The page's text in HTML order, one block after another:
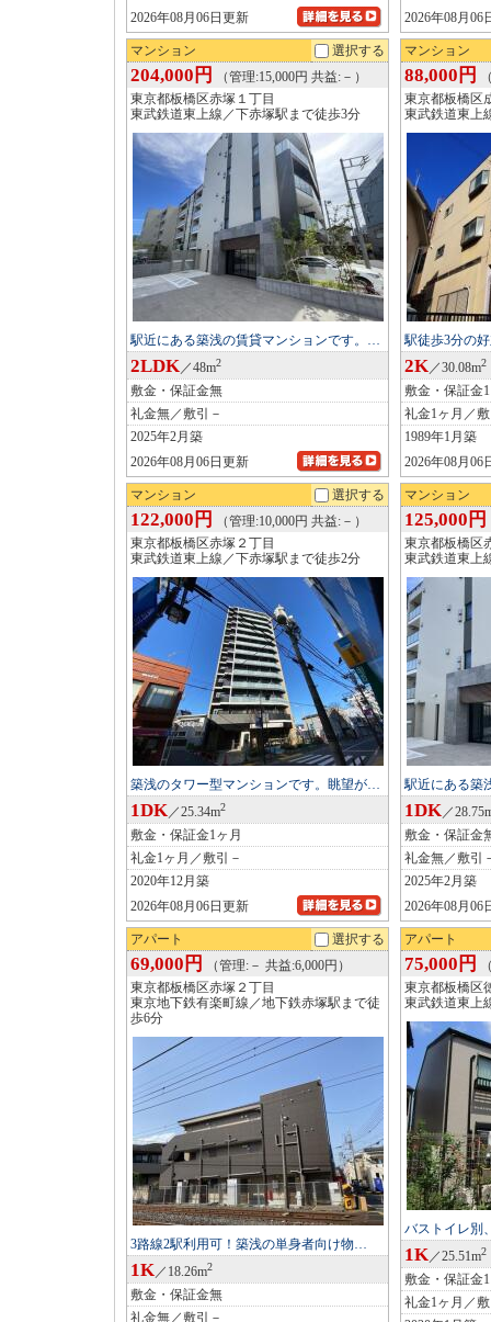
2026年08月06日更新
2026年08月06
マンション 選択する
204,000円
（管理:15,000円 共益:－）
東京都板橋区赤塚１丁目
東武鉄道東上線／下赤塚駅まで徒歩3分
駅近にある築浅の賃貸マンションです。…
2LDK／48m2
敷金・保証金無
礼金無／敷引－
2025年2月築
2026年08月06日更新
マンション
88,000円
東京都板橋区
東武鉄道東上
駅徒歩3分の
2K／30.08m2
敷金・保証金
礼金1ヶ月／
1989年1月築
2026年08月06
マンション 選択する
122,000円
（管理:10,000円 共益:－）
東京都板橋区赤塚２丁目
東武鉄道東上線／下赤塚駅まで徒歩2分
築浅のタワー型マンションです。眺望が…
1DK／25.34m2
敷金・保証金1ヶ月
礼金1ヶ月／敷引－
2020年12月築
2026年08月06日更新
マンション
125,000円
東京都板橋区
東武鉄道東上
駅近にある築
1DK／
敷金・保証金
礼金無／敷引
2025年2月築
2026年08月06
アパート 選択する
69,000円
（管理:－ 共益:6,000円）
東京都板橋区赤塚２丁目
東京地下鉄有楽町線／地下鉄赤塚駅まで徒
歩6分
3路線2駅利用可！築浅の単身者向け物…
1K／18.26m2
敷金・保証金無
礼金無／敷引－
アパート
75,000円
東京都板橋区
東武鉄道東上
バストイレ別
1K／25.51m2
敷金・保証金
礼金1ヶ月／